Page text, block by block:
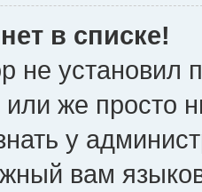
в списке!
не установил
же просто
у
вам